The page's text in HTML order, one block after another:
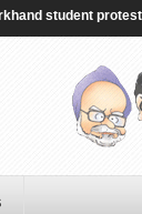
LIVE: Govt. talks